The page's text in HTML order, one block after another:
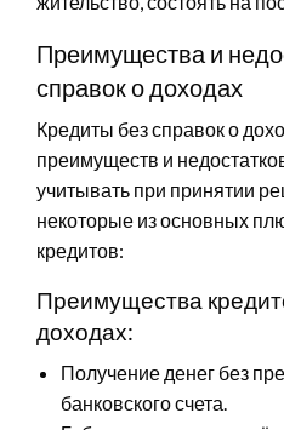
Преимущества и
справок о доходах
Кредиты без справок о
преимуществ и
учитывать при принятии
некоторые из основных
кредитов:
Преимущества
доходах:
Получение денег без
банковского счета.